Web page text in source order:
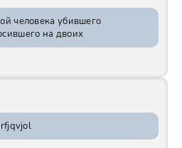
человека убившего
на двоих